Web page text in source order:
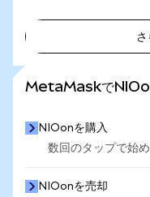
さ
MetaMaskで
NIOonを購入
数回のタップで始め
NIOonを売却